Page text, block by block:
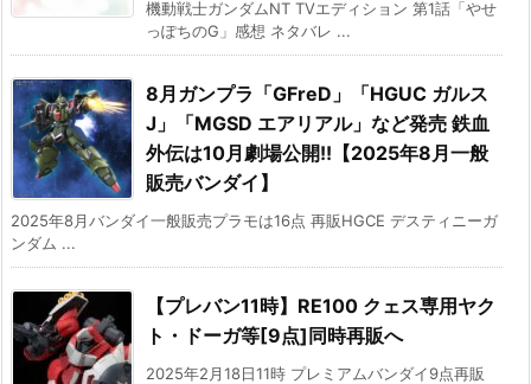
機動戦士ガンダムNT TVエディション 第1話「やせ
っぽちのG」感想 ネタバレ ...
8月ガンプラ「GFreD」「HGUC ガルス
J」「MGSD エアリアル」など発売 鉄血
外伝は10月劇場公開!!【2025年8月一般
販売バンダイ】
2025年8月バンダイ一般販売プラモは16点 再販HGCE デスティニーガ
ンダム ...
【プレバン11時】RE100 クェス専用ヤク
ト・ドーガ等[9点]同時再販へ
2025年2月18日11時 プレミアムバンダイ9点再販